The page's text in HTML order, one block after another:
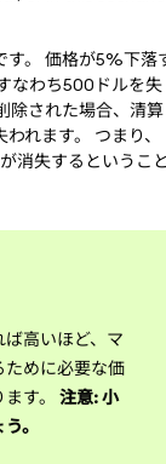
す。 価格が5%下落
なわち500ドルを失
除された場合、清算
れます。 つまり、
消失するということ
ば高いほど、マ
ために必要な価
す。 注意: 小
。